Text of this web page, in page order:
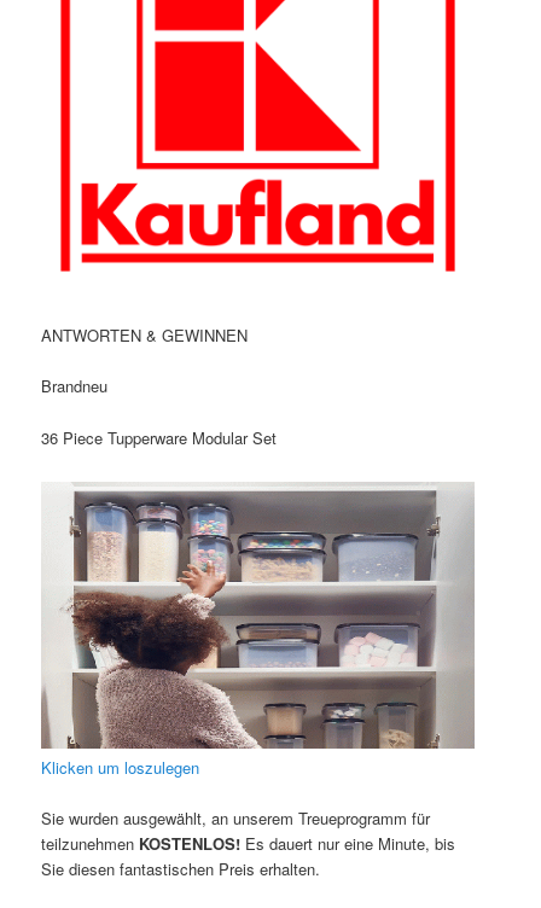
ANTWORTEN & GEWINNEN
Brandneu
36 Piece Tupperware Modular Set
Klicken um loszulegen
Sie wurden ausgewählt, an unserem Treueprogramm für
teilzunehmen KOSTENLOS! Es dauert nur eine Minute, bis
Sie diesen fantastischen Preis erhalten.